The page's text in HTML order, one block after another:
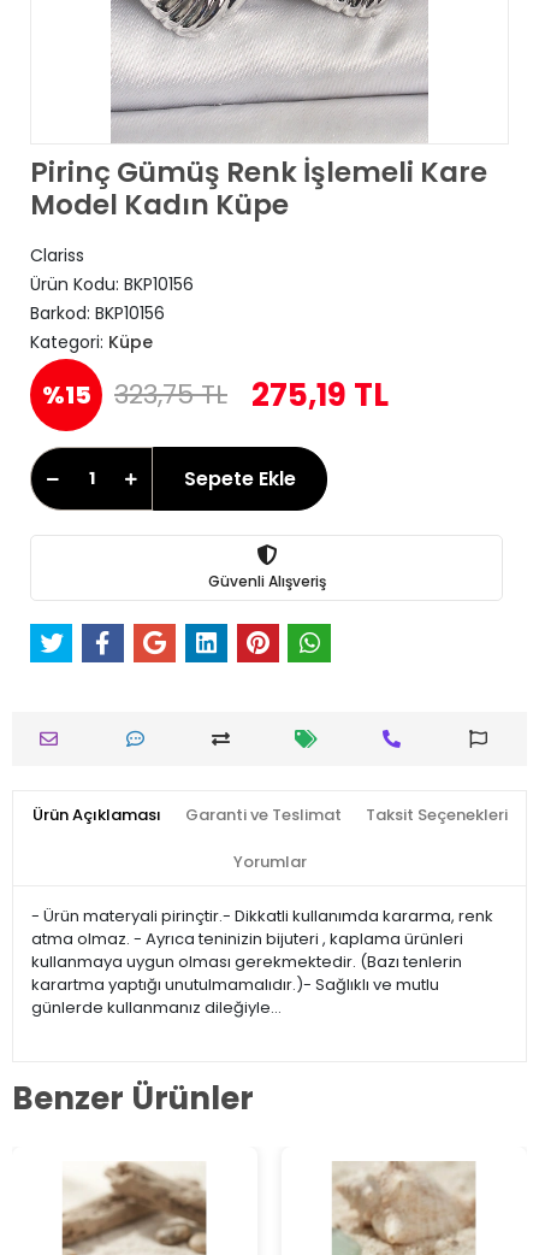
Pirinç Gümüş Renk İşlemeli Kare
Model Kadın Küpe
Clariss
Ürün Kodu: BKP10156
Barkod: BKP10156
Kategori: Küpe
%15 323,75 TL 275,19 TL
Sepete Ekle
Güvenli Alışveriş
Ürün Açıklaması Garanti ve Teslimat Taksit Seçenekleri
Yorumlar
- Ürün materyali pirinçtir.- Dikkatli kullanımda kararma, renk
atma olmaz. - Ayrıca teninizin bijuteri , kaplama ürünleri
kullanmaya uygun olması gerekmektedir. (Bazı tenlerin
karartma yaptığı unutulmamalıdır.)- Sağlıklı ve mutlu
günlerde kullanmanız dileğiyle…
Benzer Ürünler